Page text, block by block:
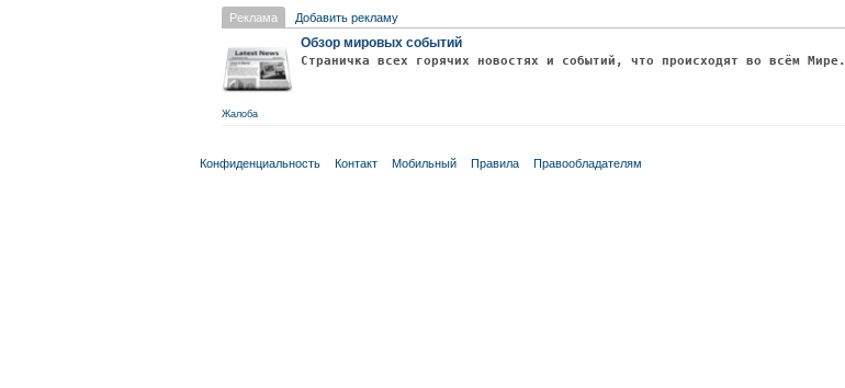
Реклама Добавить рекламу
Обзор мировых событий
Страничка всех горячих новостях и событий, что происходят во всём Мире.
Жалоба
Конфиденциальность Контакт Мобильный Правила Правообладателям